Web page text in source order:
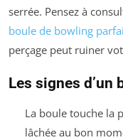
serrée. Pensez à
boule de bowling
perçage peut ruiner
Les signes d’un
La boule touche la
lâchée au bon